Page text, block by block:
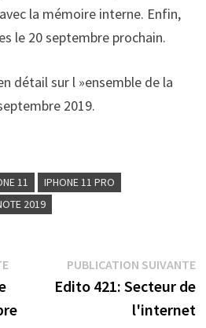
la mémoire interne. Enfin,
le 20 septembre prochain.
détail sur l »ensemble de la
2019.
11
IPHONE 11 PRO
2019
Publication
précédente :
PUBLICATION SUIVANTE
Edito 421: Secteur de
l'internet